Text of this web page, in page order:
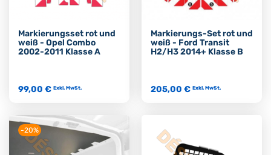
Markierungsset rot und
weiß - Opel Combo
2002-2011 Klasse A
99,00 € Exkl. MwSt.
Markierungs-Set rot und
weiß - Ford Transit
H2/H3 2014+ Klasse B
205,00 € Exkl. MwSt.
-20%